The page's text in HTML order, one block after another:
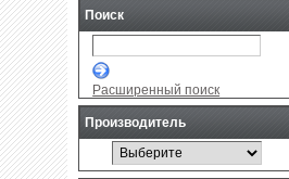
Поиск
Расширенный поиск
Производитель